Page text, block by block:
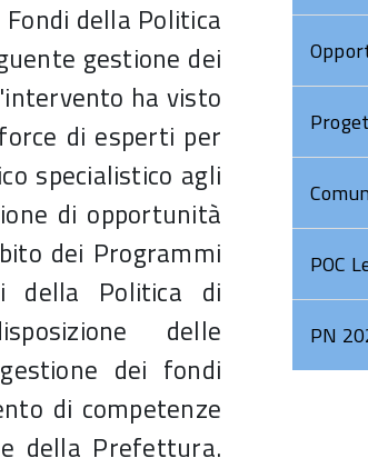
sorveglianza
2019
Comitato di
sorveglianza
2020
Comitato di
Sorveglianza
2021
Comitato di
Sorveglianza
2022
Comitato di
Sorveglianza
2023
OPERAZIONI
AI BENEFICIARI
della Politica
gestione dei
ha visto
di esperti per
specialistico agli
di opportunità
dei Programmi
della Politica di
delle
dei fondi
di competenze
della Prefettura.
POC
PN